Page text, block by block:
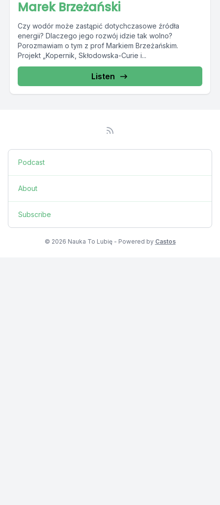
Marek Brzeżański
Czy wodór może zastąpić dotychczasowe źródła
energii? Dlaczego jego rozwój idzie tak wolno?
Porozmawiam o tym z prof Markiem Brzeżańskim.
Projekt „Kopernik, Skłodowska-Curie i...
Listen
Podcast
About
Subscribe
© 2026 Nauka To Lubię - Powered by Castos